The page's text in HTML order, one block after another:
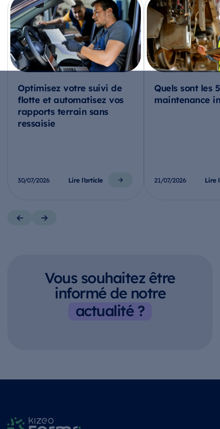
Optimisez votre suivi de
flotte et automatisez vos
rapports terrain sans
ressaisie
30/07/2026 Lire l’article
Quels sont les
maintenance
21/07/2026 Lire
Vous souhaitez être
informé de notre
actualité ?